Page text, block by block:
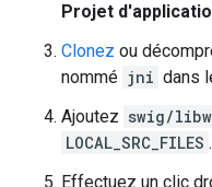
Projet
Clonez ou
nommé jni dans
Ajoutez swig/
LOCAL_SRC_FILES .
Effectuez un clic